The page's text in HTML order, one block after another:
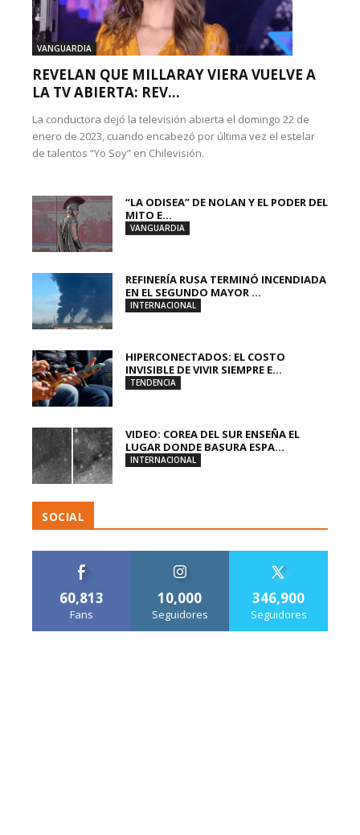
VANGUARDIA
REVELAN QUE MILLARAY VIERA VUELVE A
LA TV ABIERTA: REV...
La conductora dejó la televisión abierta el domingo 22 de
enero de 2023, cuando encabezó por última vez el estelar
de talentos “Yo Soy” en Chilevisión.
“LA ODISEA” DE NOLAN Y EL PODER DEL
MITO E...
VANGUARDIA
REFINERÍA RUSA TERMINÓ INCENDIADA
EN EL SEGUNDO MAYOR ...
INTERNACIONAL
HIPERCONECTADOS: EL COSTO
INVISIBLE DE VIVIR SIEMPRE E...
TENDENCIA
VIDEO: COREA DEL SUR ENSEÑA EL
LUGAR DONDE BASURA ESPA...
INTERNACIONAL
SOCIAL
60,813
Fans
10,000
Seguidores
346,900
Seguidores